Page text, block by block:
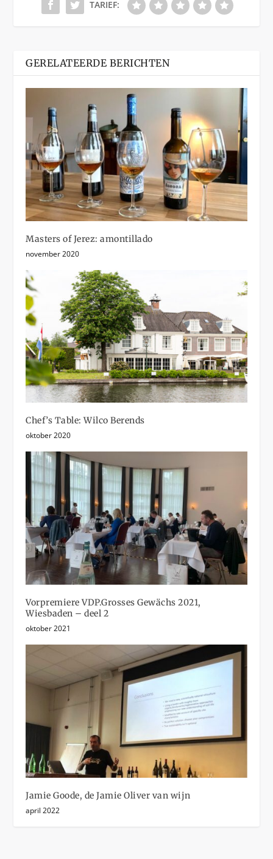
TARIEF:
GERELATEERDE BERICHTEN
Masters of Jerez: amontillado
november 2020
Chef’s Table: Wilco Berends
oktober 2020
Vorpremiere VDP.Grosses Gewächs 2021,
Wiesbaden – deel 2
oktober 2021
Jamie Goode, de Jamie Oliver van wijn
april 2022